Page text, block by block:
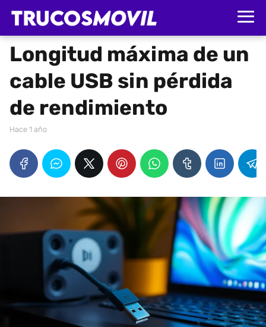
Longitud máxima de un
cable USB sin pérdida
de rendimiento
hace 1 año